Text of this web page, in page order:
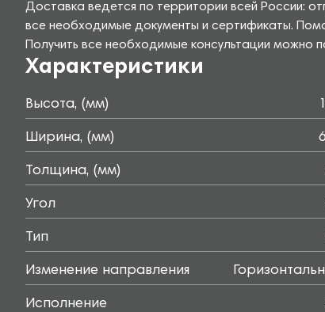
Доставка ведется по территории всей России:
все необходимые документы и сертификаты.
Получить все необходимые консультации можно
Характеристики
Высота, (мм)
Ширина, (мм)
Толщина, (мм)
Угол
Тип
Изменение направления
Исполнение